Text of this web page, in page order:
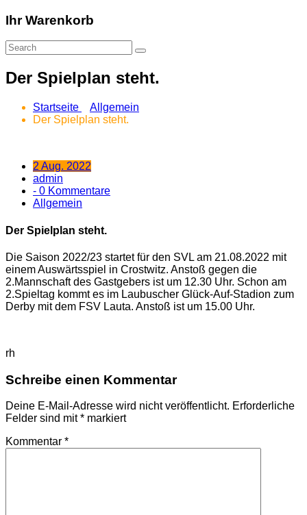
Ihr Warenkorb
Der Spielplan steht.
Startseite
Allgemein
Der Spielplan steht.
2 Aug. 2022
admin
- 0 Kommentare
Allgemein
Der Spielplan steht.
Die Saison 2022/23 startet für den SVL am 21.08.2022 mit
einem Auswärtsspiel in Crostwitz. Anstoß gegen die
2.Mannschaft des Gastgebers ist um 12.30 Uhr. Schon am
2.Spieltag kommt es im Laubuscher Glück-Auf-Stadion zum
Derby mit dem FSV Lauta. Anstoß ist um 15.00 Uhr.
rh
Schreibe einen Kommentar
Deine E-Mail-Adresse wird nicht veröffentlicht. Erforderliche
Felder sind mit* markiert
Kommentar *